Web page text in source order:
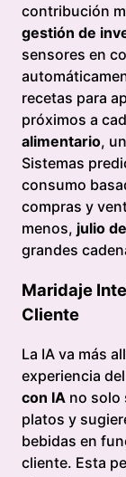
contribución
gestión de
sensores en
recetas para
próximos a
alimentario,
Sistemas
consumo
compras y
menos, julio
grandes
Maridaje
Cliente
La IA va más
experiencia
con IA no solo
platos y
bebidas en
cliente. Esta